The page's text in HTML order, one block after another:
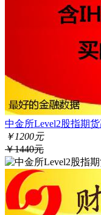
中金所Level2股指期
￥1200元
￥1440元